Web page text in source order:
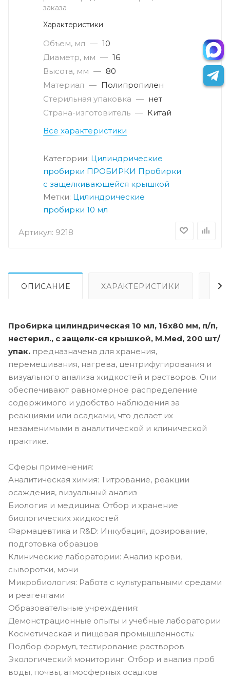
Артикул: 9218
заказа
Характеристики
Объем, мл — 10
Диаметр, мм — 16
Высота, мм — 80
Материал — Полипропилен
Стерильная упаковка — нет
Страна-изготовитель — Китай
Все характеристики
Категории: Цилиндрические
пробирки ПРОБИРКИ Пробирки
с защелкивающейся крышкой
Метки: Цилиндрические
пробирки 10 мл
ОПИСАНИЕ ХАРАКТЕРИСТИКИ
Пробирка цилиндрическая 10 мл, 16х80 мм, п/п,
нестерил., с защелк-ся крышкой, M.Med, 200 шт/
упак. предназначена для хранения,
перемешивания, нагрева, центрифугирования и
визуального анализа жидкостей и растворов. Они
обеспечивают равномерное распределение
содержимого и удобство наблюдения за
реакциями или осадками, что делает их
незаменимыми в аналитической и клинической
практике.
Сферы применения:
Аналитическая химия: Титрование, реакции
осаждения, визуальный анализ
Биология и медицина: Отбор и хранение
биологических жидкостей
Фармацевтика и R&D: Инкубация, дозирование,
подготовка образцов
Клинические лаборатории: Анализ крови,
сыворотки, мочи
Микробиология: Работа с культуральными средами
и реагентами
Образовательные учреждения:
Демонстрационные опыты и учебные лаборатории
Косметическая и пищевая промышленность:
Подбор формул, тестирование растворов
Экологический мониторинг: Отбор и анализ проб
воды, почвы, атмосферных осадков